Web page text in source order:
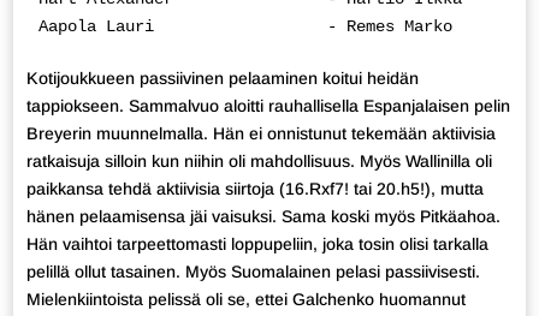
Aapola Lauri                  - Remes Marko
Kotijoukkueen passiivinen pelaaminen koitui heidän
tappiokseen. Sammalvuo aloitti rauhallisella Espanjalaisen pelin
Breyerin muunnelmalla. Hän ei onnistunut tekemään aktiivisia
ratkaisuja silloin kun niihin oli mahdollisuus. Myös Wallinilla oli
paikkansa tehdä aktiivisia siirtoja (16.Rxf7! tai 20.h5!), mutta
hänen pelaamisensa jäi vaisuksi. Sama koski myös Pitkäahoa.
Hän vaihtoi tarpeettomasti loppupeliin, joka tosin olisi tarkalla
pelillä ollut tasainen. Myös Suomalainen pelasi passiivisesti.
Mielenkiintoista pelissä oli se, ettei Galchenko huomannut